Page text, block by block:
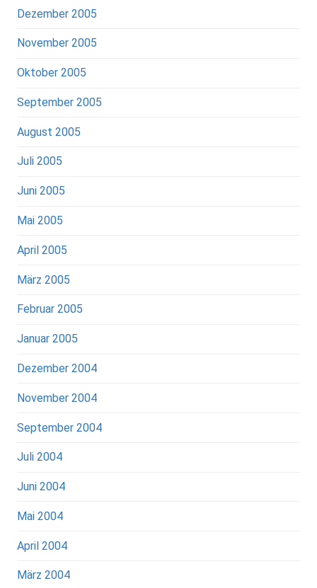
Dezember 2005
November 2005
Oktober 2005
September 2005
August 2005
Juli 2005
Juni 2005
Mai 2005
April 2005
März 2005
Februar 2005
Januar 2005
Dezember 2004
November 2004
September 2004
Juli 2004
Juni 2004
Mai 2004
April 2004
März 2004